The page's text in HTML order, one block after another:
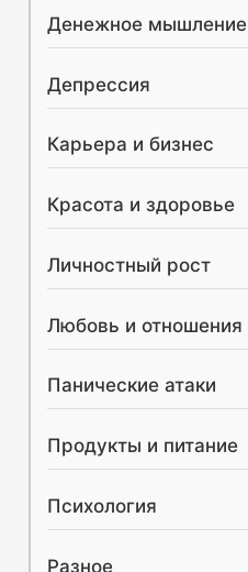
Денежное мышление
Депрессия
Карьера и бизнес
Красота и здоровье
Личностный рост
Любовь и отношения
Панические атаки
Продукты и питание
Психология
Разное